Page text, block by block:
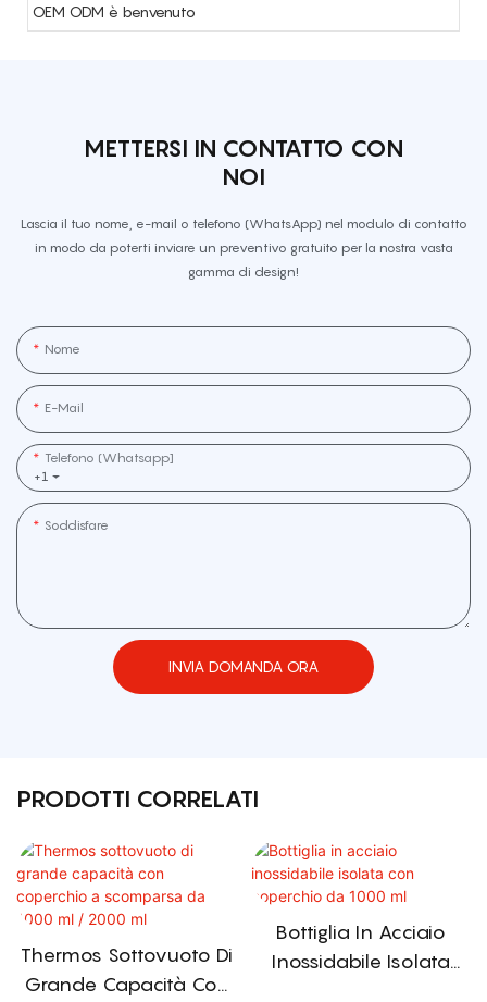
OEM ODM è benvenuto
METTERSI IN CONTATTO CON
NOI
Lascia il tuo nome, e-mail o telefono (WhatsApp) nel modulo di contatto
in modo da poterti inviare un preventivo gratuito per la nostra vasta
gamma di design!
Nome
E-Mail
+1
Telefono (whatsapp]
Soddisfare
INVIA DOMANDA ORA
PRODOTTI CORRELATI
Thermos Sottovuoto Di
Grande Capacità Con
Bottiglia In Acciaio
Inossidabile Isolata